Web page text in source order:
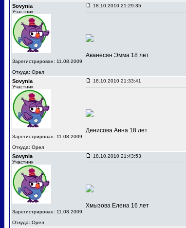
Sovynia
Участник
Зарегистрирован: 11.08.2009
Откуда: Орел
18.10.2010 21:29:35
Аванесян Эмма 18 лет
Sovynia
Участник
Зарегистрирован: 11.08.2009
Откуда: Орел
18.10.2010 21:33:41
Денисова Анна 18 лет
Sovynia
Участник
Зарегистрирован: 11.08.2009
Откуда: Орел
18.10.2010 21:43:53
Хмызова Елена 16 лет